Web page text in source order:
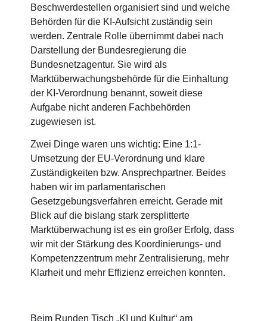
Beschwerdestellen organisiert sind und welche
Behörden für die KI-Aufsicht zuständig sein
werden. Zentrale Rolle übernimmt dabei nach
Darstellung der Bundesregierung die
Bundesnetzagentur. Sie wird als
Marktüberwachungsbehörde für die Einhaltung
der KI-Verordnung benannt, soweit diese
Aufgabe nicht anderen Fachbehörden
zugewiesen ist.
Zwei Dinge waren uns wichtig: Eine 1:1-
Umsetzung der EU-Verordnung und klare
Zuständigkeiten bzw. Ansprechpartner. Beides
haben wir im parlamentarischen
Gesetzgebungsverfahren erreicht. Gerade mit
Blick auf die bislang stark zersplitterte
Marktüberwachung ist es ein großer Erfolg, dass
wir mit der Stärkung des Koordinierungs- und
Kompetenzzentrum mehr Zentralisierung, mehr
Klarheit und mehr Effizienz erreichen konnten.
Beim Runden Tisch „KI und Kultur“ am